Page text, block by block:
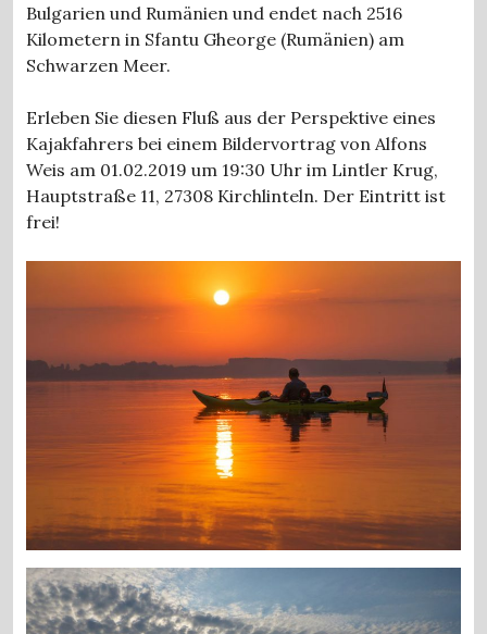
Bulgarien und Rumänien und endet nach 2516
Kilometern in Sfantu Gheorge (Rumänien) am
Schwarzen Meer.
Erleben Sie diesen Fluß aus der Perspektive eines
Kajakfahrers bei einem Bildervortrag von Alfons
Weis am 01.02.2019 um 19:30 Uhr im Lintler Krug,
Hauptstraße 11, 27308 Kirchlinteln. Der Eintritt ist
frei!